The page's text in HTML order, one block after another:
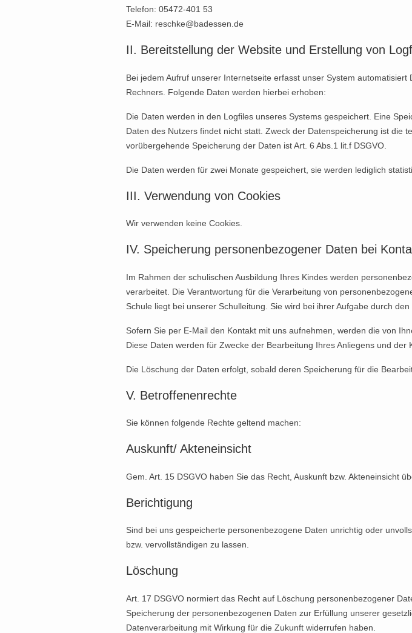
Telefon: 05472-401 53
E-Mail: reschke@badessen.de
II. Bereitstellung der Website und Erstellung von
Bei jedem Aufruf unserer Internetseite erfasst unser System
Rechners. Folgende Daten werden hierbei erhoben:
Die Daten werden in den Logfiles unseres Systems gespeichert. Eine
Daten des Nutzers findet nicht statt. Zweck der Datenspeicherung ist die
vorübergehende Speicherung der Daten ist Art. 6 Abs.1 lit.f DSGVO.
Die Daten werden für zwei Monate gespeichert, sie werden lediglich
III. Verwendung von Cookies
Wir verwenden keine Cookies.
IV. Speicherung personenbezogener Daten bei
Im Rahmen der schulischen Ausbildung Ihres Kindes werden
verarbeitet. Die Verantwortung für die Verarbeitung von
Schule liegt bei unserer Schulleitung. Sie wird bei ihrer Aufgabe durch
Sofern Sie per E-Mail den Kontakt mit uns aufnehmen, werden die von
Diese Daten werden für Zwecke der Bearbeitung Ihres Anliegens und der
Die Löschung der Daten erfolgt, sobald deren Speicherung für die
V. Betroffenenrechte
Sie können folgende Rechte geltend machen:
Auskunft/ Akteneinsicht
Gem. Art. 15 DSGVO haben Sie das Recht, Auskunft bzw. Akteneinsicht
Berichtigung
Sind bei uns gespeicherte personenbezogene Daten unrichtig oder
bzw. vervollständigen zu lassen.
Löschung
Art. 17 DSGVO normiert das Recht auf Löschung personenbezogener
Speicherung der personenbezogenen Daten zur Erfüllung unserer
Datenverarbeitung mit Wirkung für die Zukunft widerrufen haben.